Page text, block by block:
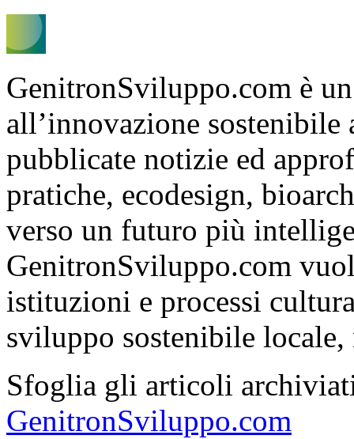
GenitronSviluppo.com è
all’innovazione sostenibile
pubblicate notizie ed
pratiche, ecodesign,
verso un futuro più
GenitronSviluppo.com
istituzioni e processi
sviluppo sostenibile locale,
Sfoglia gli articoli
GenitronSviluppo.com